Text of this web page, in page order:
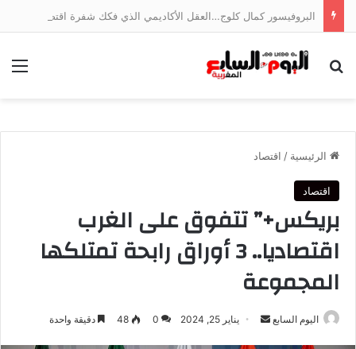
بحث عن
الرئيسية / اقتصاد
اقتصاد
بريكس+” تتفوق على الغرب
اقتصاديا.. 3 أوراق رابحة تمتلكها
المجموعة
اليوم السابع
أرسل يناير 25, 2024 0
48 دقيقة واحدة